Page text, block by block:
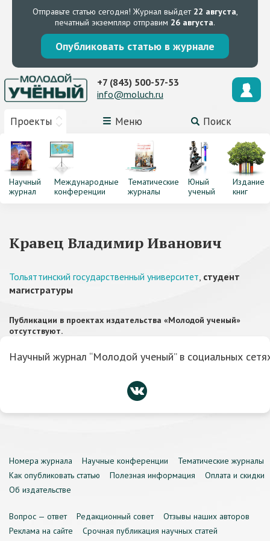
Отправьте статью сегодня! Журнал выйдет 22 августа,
печатный экземпляр отправим 26 августа.
Опубликовать статью в журнале
Проекты Меню Поиск
+7 (843) 500-57-53
info@moluch.ru
Научный
журнал
Международные
конференции
Тематические
журналы
Юный
ученый
Издание
книг
Кравец Владимир Иванович
Тольяттинский государственный университет, студент
магистратуры
Публикации в проектах издательства «Молодой ученый»
отсутствуют.
Научный журнал “Молодой ученый” в социальных
Номера журнала Научные конференции
Тематические журналы
Как опубликовать статью
Полезная информация
Оплата и скидки
Об издательстве
Вопрос — ответ Редакционный совет
Отзывы наших авторов
Реклама на сайте
Срочная публикация научных статей